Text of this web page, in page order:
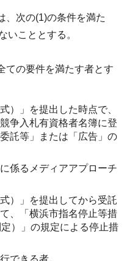
、次の(1)の条件を満た
いこととする。
ての要件を満たす者とす
）」を提出した時点で、
争入札有資格者名簿に登
託等」または「広告」の
係るメディアアプローチ
）」を提出してから受託
、「横浜市指名停止等措
）」の規定による停止措